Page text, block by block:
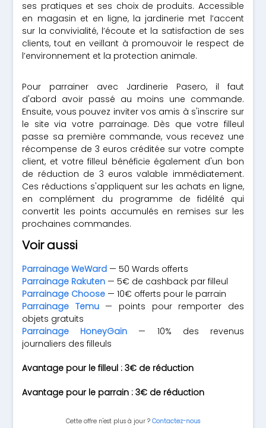
ses pratiques et ses choix de produits. Accessible
en magasin et en ligne, la jardinerie met l’accent
sur la convivialité, l’écoute et la satisfaction de ses
clients, tout en veillant à promouvoir le respect de
l’environnement et la protection animale.
Pour parrainer avec Jardinerie Pasero, il faut
d'abord avoir passé au moins une commande.
Ensuite, vous pouvez inviter vos amis à s'inscrire sur
le site via votre parrainage. Dès que votre filleul
passe sa première commande, vous recevez une
récompense de 3 euros créditée sur votre compte
client, et votre filleul bénéficie également d'un bon
de réduction de 3 euros valable immédiatement.
Ces réductions s'appliquent sur les achats en ligne,
en complément du programme de fidélité qui
convertit les points accumulés en remises sur les
prochaines commandes.
Voir aussi
Parrainage WeWard — 50 Wards offerts
Parrainage Rakuten — 5€ de cashback par filleul
Parrainage Choose — 10€ offerts pour le parrain
Parrainage Temu— points pour remporter des
objets gratuits
Parrainage HoneyGain — 10% des revenus
journaliers des filleuls
Avantage pour le filleul : 3€ de réduction
Avantage pour le parrain : 3€ de réduction
Cette offre n'est plus à jour ? Contactez-nous